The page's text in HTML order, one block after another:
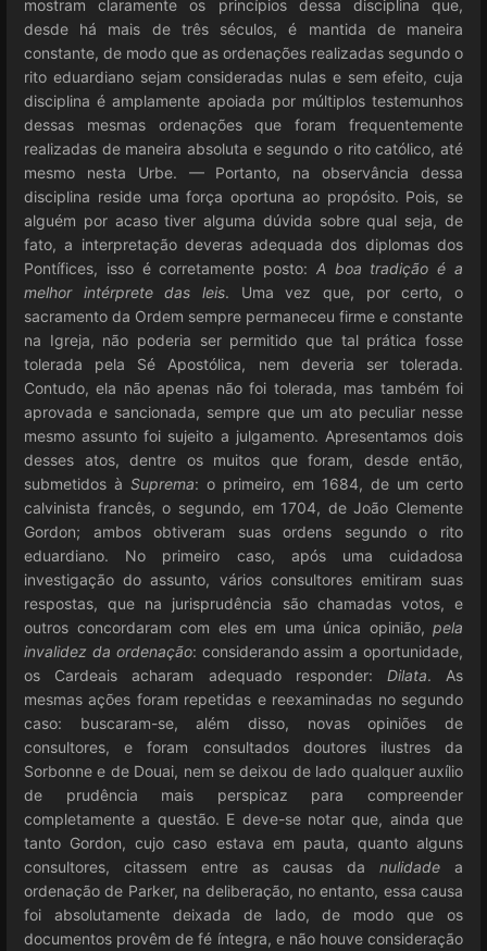
mostram claramente os princípios dessa disciplina que,
desde há mais de três séculos, é mantida de maneira
constante, de modo que as ordenações realizadas segundo o
rito eduardiano sejam consideradas nulas e sem efeito, cuja
disciplina é amplamente apoiada por múltiplos testemunhos
dessas mesmas ordenações que foram frequentemente
realizadas de maneira absoluta e segundo o rito católico, até
mesmo nesta Urbe. — Portanto, na observância dessa
disciplina reside uma força oportuna ao propósito. Pois, se
alguém por acaso tiver alguma dúvida sobre qual seja, de
fato, a interpretação deveras adequada dos diplomas dos
Pontífices, isso é corretamente posto: A boa tradição é a
melhor intérprete das leis. Uma vez que, por certo, o
sacramento da Ordem sempre permaneceu firme e constante
na Igreja, não poderia ser permitido que tal prática fosse
tolerada pela Sé Apostólica, nem deveria ser tolerada.
Contudo, ela não apenas não foi tolerada, mas também foi
aprovada e sancionada, sempre que um ato peculiar nesse
mesmo assunto foi sujeito a julgamento. Apresentamos dois
desses atos, dentre os muitos que foram, desde então,
submetidos à Suprema: o primeiro, em 1684, de um certo
calvinista francês, o segundo, em 1704, de João Clemente
Gordon; ambos obtiveram suas ordens segundo o rito
eduardiano. No primeiro caso, após uma cuidadosa
investigação do assunto, vários consultores emitiram suas
respostas, que na jurisprudência são chamadas votos, e
outros concordaram com eles em uma única opinião, pela
invalidez da ordenação: considerando assim a oportunidade,
os Cardeais acharam adequado responder: Dilata. As
mesmas ações foram repetidas e reexaminadas no segundo
caso: buscaram-se, além disso, novas opiniões de
consultores, e foram consultados doutores ilustres da
Sorbonne e de Douai, nem se deixou de lado qualquer auxílio
de prudência mais perspicaz para compreender
completamente a questão. E deve-se notar que, ainda que
tanto Gordon, cujo caso estava em pauta, quanto alguns
consultores, citassem entre as causas da nulidade a
ordenação de Parker, na deliberação, no entanto, essa causa
foi absolutamente deixada de lado, de modo que os
documentos provêm de fé íntegra, e não houve consideração